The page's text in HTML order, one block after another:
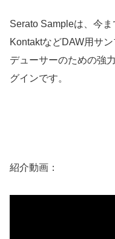
Serato Sampleは、今
KontaktなどDAW用サ
デューサーのための強
グインです。
紹介動画：